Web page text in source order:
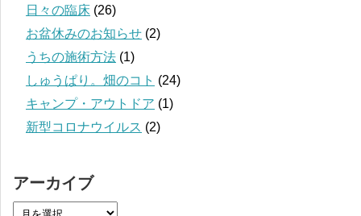
日々の臨床 (26)
お盆休みのお知らせ (2)
うちの施術方法 (1)
しゅうぱり。畑のコト (24)
キャンプ・アウトドア (1)
新型コロナウイルス (2)
アーカイブ